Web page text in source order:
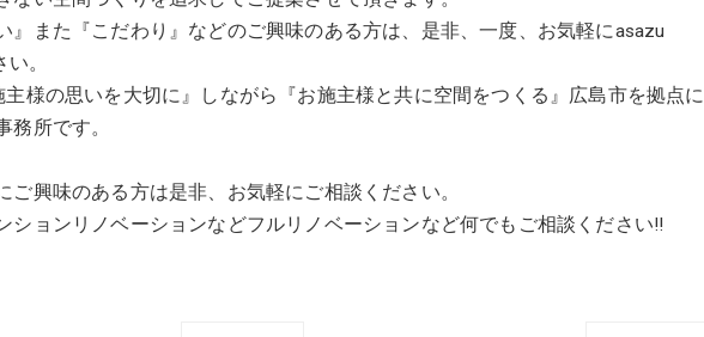
』また『こだわり』などのご興味のある方は、是非、一度、お気軽にasazu
。
様の思いを大切に』しながら『お施主様と共に空間をつくる』広島市を拠点に
務所です。
ご興味のある方は是非、お気軽にご相談ください。
ションリノベーションなどフルリノベーションなど何でもご相談ください!!